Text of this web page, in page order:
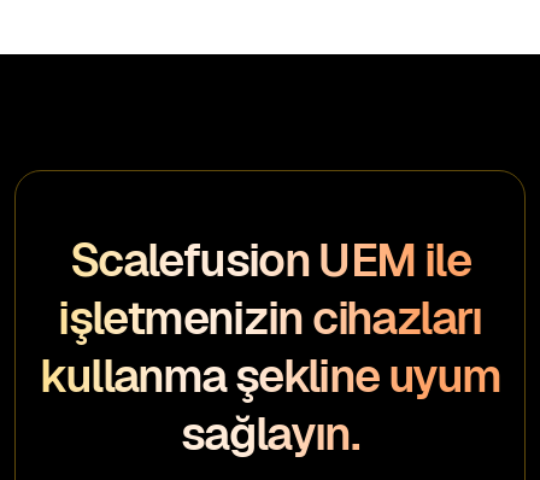
Scalefusion UEM ile
işletmenizin cihazları
kullanma şekline uyum
sağlayın.